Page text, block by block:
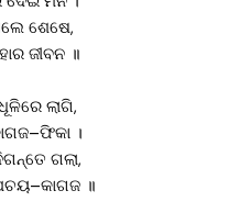
ଶେଷେ,
ଜୀବନ ॥
ଲାଗି,
।
ଗଲା,
॥